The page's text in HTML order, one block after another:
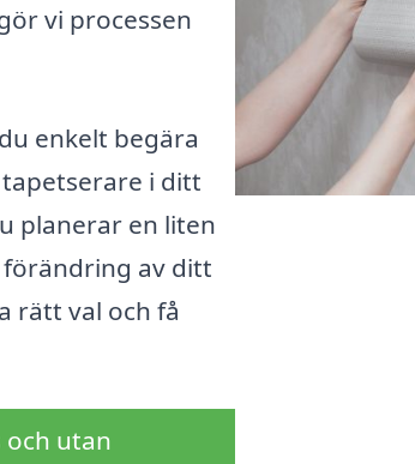
vi processen
enkelt begära
i ditt
planerar en liten
av ditt
rätt val och få
och utan